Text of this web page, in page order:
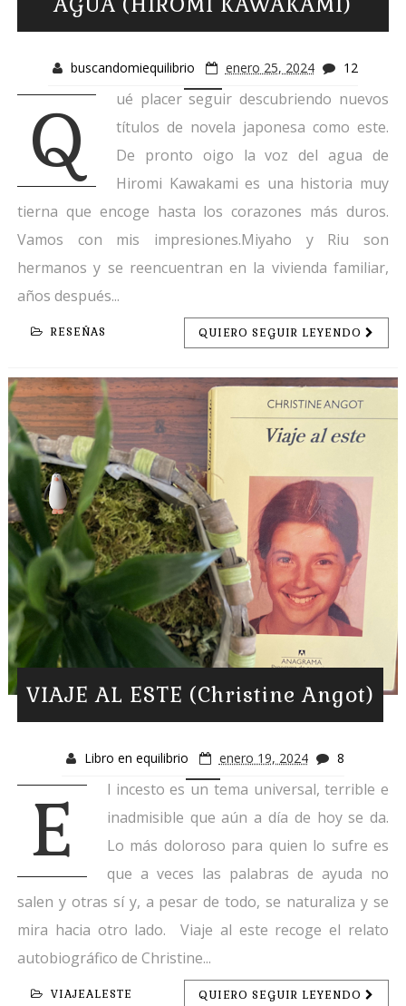
buscandomiequilibrio enero 25, 2024 12
Q
ué placer seguir descubriendo nuevos
títulos de novela japonesa como este.
De pronto oigo la voz del agua de
Hiromi Kawakami es una historia muy
tierna que encoge hasta los corazones más duros.
Vamos con mis impresiones.Miyaho y Riu son
hermanos y se reencuentran en la vivienda familiar,
años después...
RESEÑAS QUIERO SEGUIR LEYENDO
VIAJE AL ESTE (Christine Angot)
Libro en equilibrio enero 19, 2024 8
E
l incesto es un tema universal, terrible e
inadmisible que aún a día de hoy se da.
Lo más doloroso para quien lo sufre es
que a veces las palabras de ayuda no
salen y otras sí y, a pesar de todo, se naturaliza y se
mira hacia otro lado. Viaje al este recoge el relato
autobiográfico de Christine...
VIAJEALESTE QUIERO SEGUIR LEYENDO